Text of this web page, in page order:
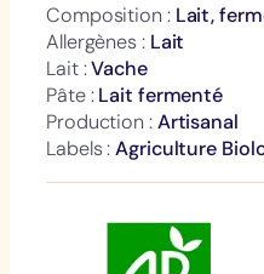
Composition : Lait,
Allergènes : Lait
Lait :Vache
Pâte : Lait fermenté
Production :Artisanal
Labels :Agriculture